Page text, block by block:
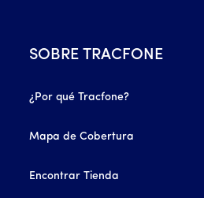
SOBRE TRACFONE
¿Por qué Tracfone?
Mapa de Cobertura
Encontrar Tienda